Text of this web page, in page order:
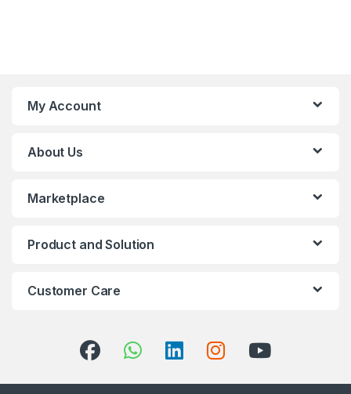
My Account
About Us
Marketplace
Product and Solution
Customer Care